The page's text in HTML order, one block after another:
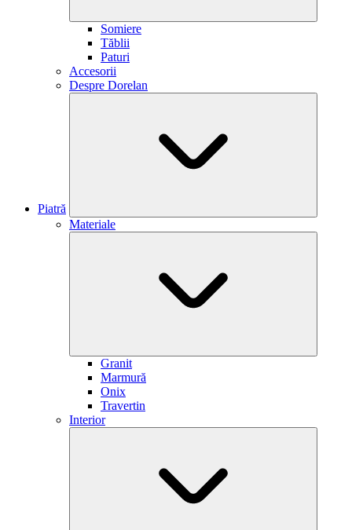
Somiere
Tăblii
Paturi
Accesorii
Despre Dorelan
Piatră
Materiale
Granit
Marmură
Onix
Travertin
Interior